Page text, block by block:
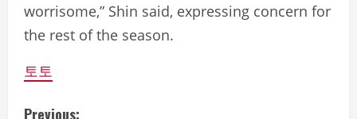
worrisome,” Shin said, expressing concern for
the rest of the season.
토토
Previous: